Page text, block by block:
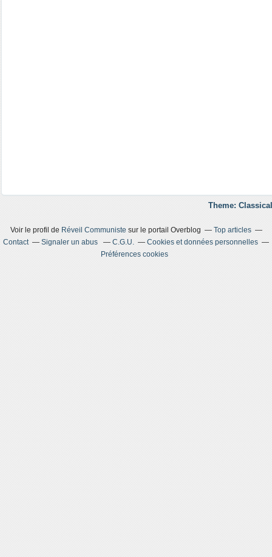
Theme:
Voir le profil de Réveil Communiste sur le portail Overblog
Top articles
Contact
Signaler un abus C.G.U.
Cookies et données personnelles
Préférences cookies